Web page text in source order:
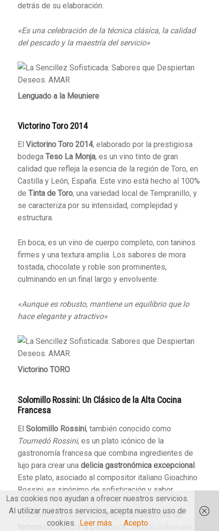
detrás de su elaboración.
«Es una celebración de la técnica clásica, la calidad
del pescado y la maestría del servicio»
Lenguado a la Meuniere
Victorino Toro 2014
El Victorino Toro 2014, elaborado por la prestigiosa
bodega Teso La Monja, es un vino tinto de gran
calidad que refleja la esencia de la región de Toro, en
Castilla y León, España. Este vino está hecho al 100%
de Tinta de Toro, una variedad local de Tempranillo, y
se caracteriza por su intensidad, complejidad y
estructura.
En boca, es un vino de cuerpo completo, con taninos
firmes y una textura amplia. Los sabores de mora
tostada, chocolate y roble son prominentes,
culminando en un final largo y envolvente.
«Aunque es robusto, mantiene un equilibrio que lo
hace elegante y atractivo»
Victorino TORO
Solomillo Rossini: Un Clásico de la Alta Cocina
Francesa
El Solomillo Rossini, también conocido como
Tournedó Rossini, es un plato icónico de la
gastronomía francesa que combina ingredientes de
lujo para crear una delicia gastronómica excepcional.
Este plato, asociado al compositor italiano Gioachino
Rossini, es sinónimo de sofisticación y sabor.
El Solomillo Rossini consiste en unsolomillo de
cocinado a la perfección, servido sobre una
Las cookies nos ayudan a ofrecer nuestros servicios.
Al utilizar nuestros servicios, acepta nuestro uso de
cookies. Leer más Acepto